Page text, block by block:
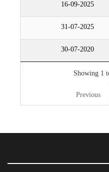
16-09-2025
31-07-2025
30-07-2020
Showing 1
Previous